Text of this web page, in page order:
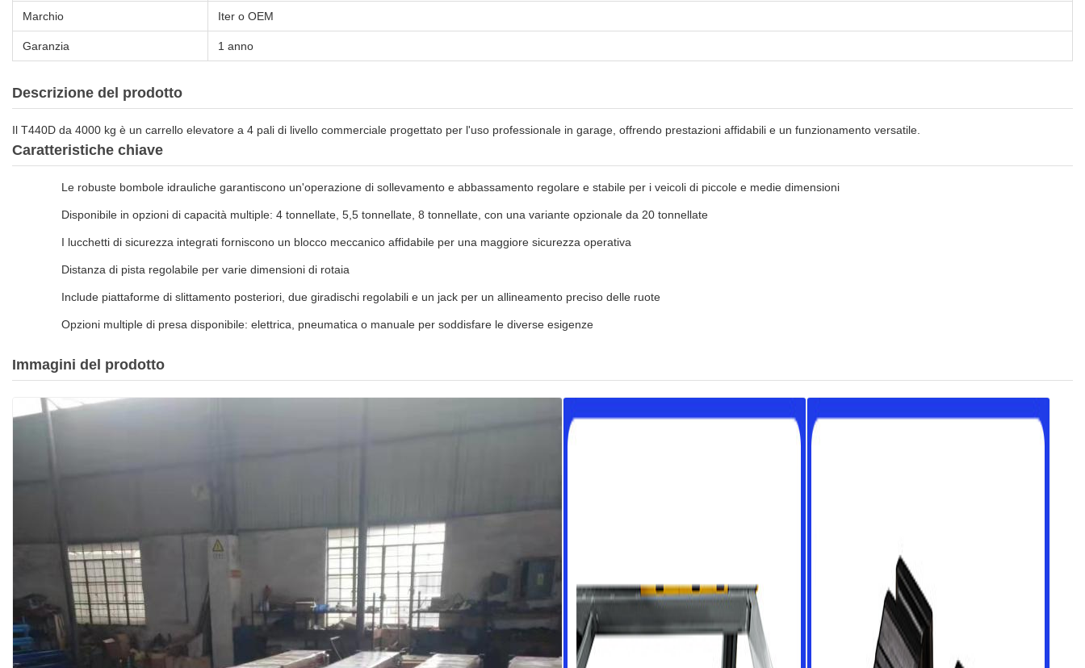
Marchio Iter o OEM
Garanzia 1 anno
Descrizione del prodotto
Il T440D da 4000 kg è un carrello elevatore a 4 pali di livello commerciale progettato per l'uso professionale in garage, offrendo prestazioni affidabili e un funzionamento versatile.
Caratteristiche chiave
Le robuste bombole idrauliche garantiscono un'operazione di sollevamento e abbassamento regolare e stabile per i veicoli di piccole e medie dimensioni
Disponibile in opzioni di capacità multiple: 4 tonnellate, 5,5 tonnellate, 8 tonnellate, con una variante opzionale da 20 tonnellate
I lucchetti di sicurezza integrati forniscono un blocco meccanico affidabile per una maggiore sicurezza operativa
Distanza di pista regolabile per varie dimensioni di rotaia
Include piattaforme di slittamento posteriori, due giradischi regolabili e un jack per un allineamento preciso delle ruote
Opzioni multiple di presa disponibile: elettrica, pneumatica o manuale per soddisfare le diverse esigenze
Immagini del prodotto